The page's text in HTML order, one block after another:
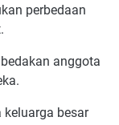
perbedaan
anggota
besar